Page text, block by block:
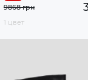
9868 грн
1 цвет